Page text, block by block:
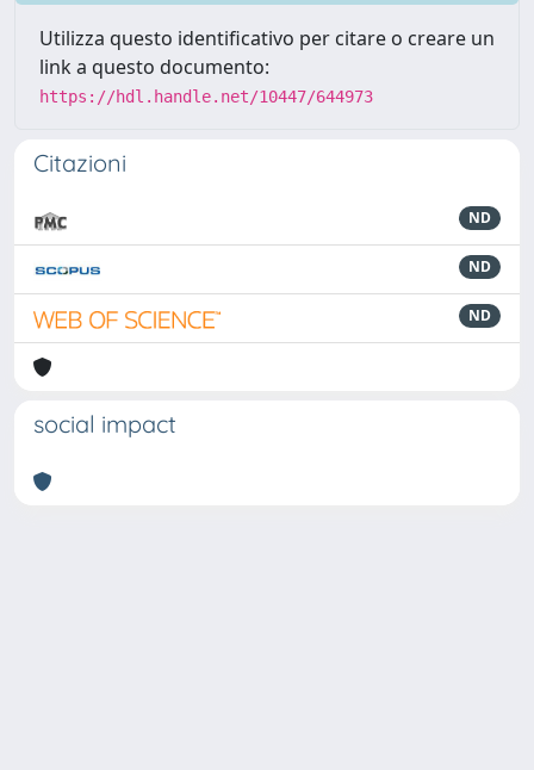
Utilizza questo identificativo per citare o creare un
link a questo documento:
https://hdl.handle.net/10447/644973
Citazioni
ND
ND
ND
social impact